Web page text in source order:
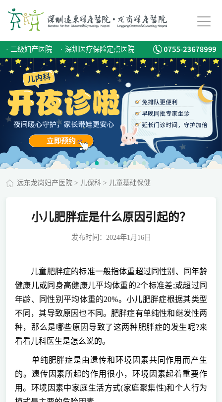
· 二级妇产医院 · 深圳医疗保险定点医院
远东龙岗妇产医院> 儿保科> 儿童基础保健
小儿肥胖症是什么原因引起的？
发布时间：2024年1月16日
儿童肥胖症的标准一般指体重超过同性别、同年龄
健康儿或同身高健康儿平均体重的2个标准差;或超过同
年龄、同性别平均体重的20%。小儿肥胖症根据其类型
不同，其导致原因也不同。肥胖症有单纯性和继发性两
种，那么是哪些原因导致了这两种肥胖症的发生呢?来
看看儿科医生是怎么说的。
单纯肥胖症是由遗传和环境因素共同作用而产生
的。遗传因素所起的作用很小，环境因素起着重要作
用。环境因素中家庭生活方式(家庭聚集性)和个人行为